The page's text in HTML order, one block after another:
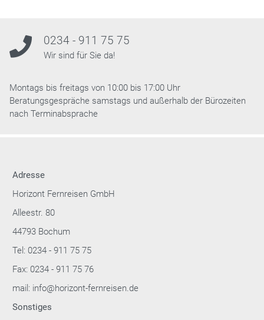
0234 - 911 75 75
Wir sind für Sie da!
Montags bis freitags von 10:00 bis 17:00 Uhr
Beratungsgespräche samstags und außerhalb der Bürozeiten
nach Terminabsprache
Adresse
Horizont Fernreisen GmbH
Alleestr. 80
44793 Bochum
Tel: 0234 - 911 75 75
Fax: 0234 - 911 75 76
mail: info@horizont-fernreisen.de
Sonstiges